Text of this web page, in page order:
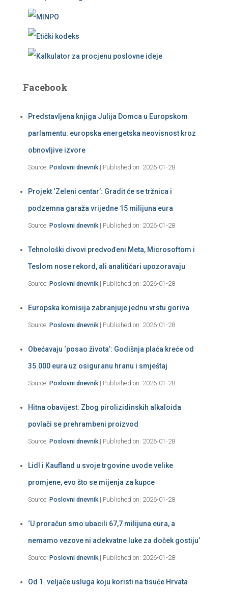
Facebook
Predstavljena knjiga Julija Domca u Europskom
parlamentu: europska energetska neovisnost kroz
obnovljive izvore
Source: Poslovni dnevnik Published on: 2026-01-28
Projekt ‘Zeleni centar’: Gradit će se tržnica i
podzemna garaža vrijedne 15 milijuna eura
Source: Poslovni dnevnik Published on: 2026-01-28
Tehnološki divovi predvođeni Meta, Microsoftom i
Teslom nose rekord, ali analitičari upozoravaju
Source: Poslovni dnevnik Published on: 2026-01-28
Europska komisija zabranjuje jednu vrstu goriva
Source: Poslovni dnevnik Published on: 2026-01-28
Obećavaju ‘posao života’: Godišnja plaća kreće od
35.000 eura uz osiguranu hranu i smještaj
Source: Poslovni dnevnik Published on: 2026-01-28
Hitna obavijest: Zbog pirolizidinskih alkaloida
povlači se prehrambeni proizvod
Source: Poslovni dnevnik Published on: 2026-01-28
Lidl i Kaufland u svoje trgovine uvode velike
promjene, evo što se mijenja za kupce
Source: Poslovni dnevnik Published on: 2026-01-28
‘U proračun smo ubacili 67,7 milijuna eura, a
nemamo vezove ni adekvatne luke za doček gostiju’
Source: Poslovni dnevnik Published on: 2026-01-28
Od 1. veljače usluga koju koristi na tisuće Hrvata